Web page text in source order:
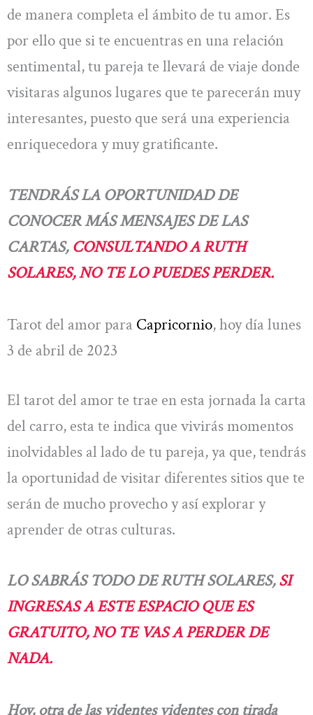
de manera completa el ámbito de tu amor. Es
por ello que si te encuentras en una relación
sentimental, tu pareja te llevará de viaje donde
visitaras algunos lugares que te parecerán muy
interesantes, puesto que será una experiencia
enriquecedora y muy gratificante.
TENDRÁS LA OPORTUNIDAD DE
CONOCER MÁS MENSAJES DE LAS
CARTAS, CONSULTANDO A RUTH
SOLARES, NO TE LO PUEDES PERDER.
Tarot del amor para Capricornio, hoy día lunes
3 de abril de 2023
El tarot del amor te trae en esta jornada la carta
del carro, esta te indica que vivirás momentos
inolvidables al lado de tu pareja, ya que, tendrás
la oportunidad de visitar diferentes sitios que te
serán de mucho provecho y así explorar y
aprender de otras culturas.
LO SABRÁS TODO DE RUTH SOLARES,SI
INGRESAS A ESTE ESPACIO QUE ES
GRATUITO, NO TE VAS A PERDER DE
NADA.
Hoy, otra de las videntes videntes con tirada